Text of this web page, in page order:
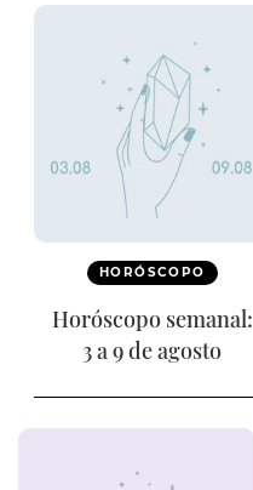
HORÓSCOPO
Horóscopo semanal:
3 a 9 de agosto